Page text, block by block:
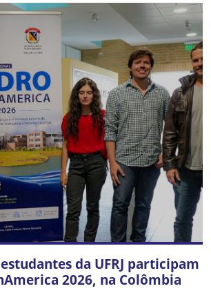
da UFRJ participam
2026, na Colômbia